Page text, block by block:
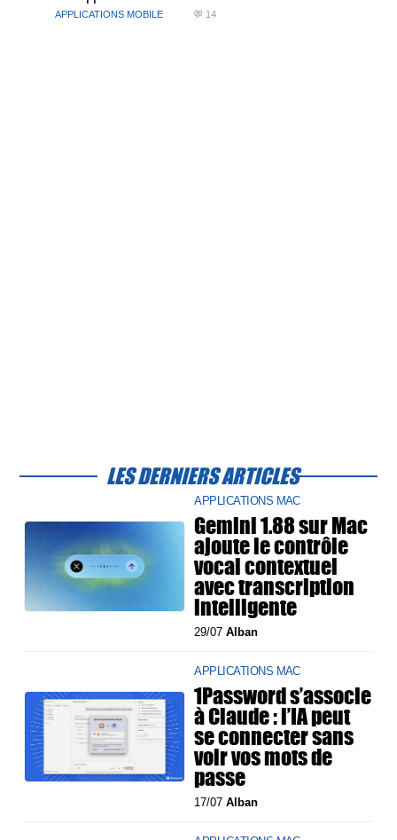
APPLICATIONS MOBILE 💬 14
LES DERNIERS ARTICLES
APPLICATIONS MAC
Gemini 1.88 sur Mac
ajoute le contrôle
vocal contextuel
avec transcription
intelligente
29/07Alban
APPLICATIONS MAC
1Password s’associe
à Claude : l’IA peut
se connecter sans
voir vos mots de
passe
17/07Alban